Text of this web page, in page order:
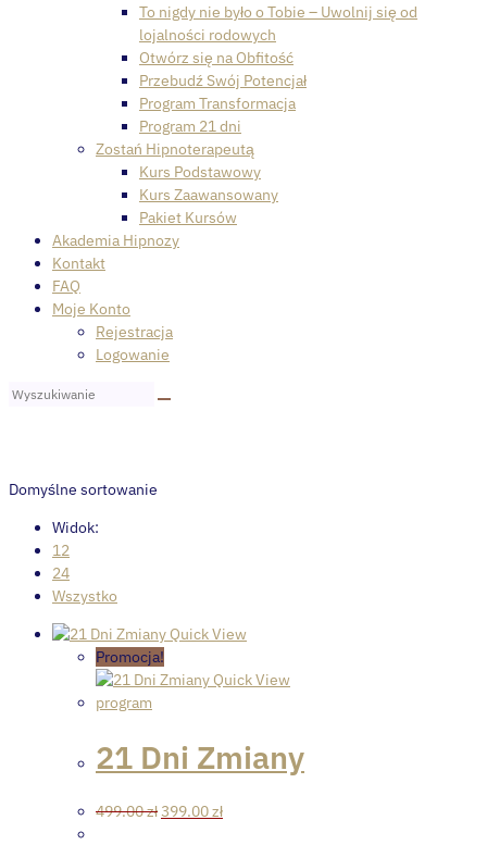
To nigdy nie było o Tobie – Uwolnij się od
lojalności rodowych
Otwórz się na Obfitość
Przebudź Swój Potencjał
Program Transformacja
Program 21 dni
Zostań Hipnoterapeutą
Kurs Podstawowy
Kurs Zaawansowany
Pakiet Kursów
Akademia Hipnozy
Kontakt
FAQ
Moje Konto
Rejestracja
Logowanie
Domyślne sortowanie
Widok:
12
24
Wszystko
Quick View
Promocja!
Quick View
program
21 Dni Zmiany
499.00zł Pierwotna
399.00złAktualna